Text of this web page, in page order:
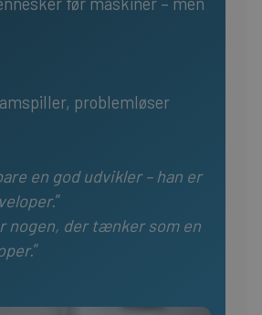
problemløser
en god udvikler – han er
”
nogen, der tænker som en
”